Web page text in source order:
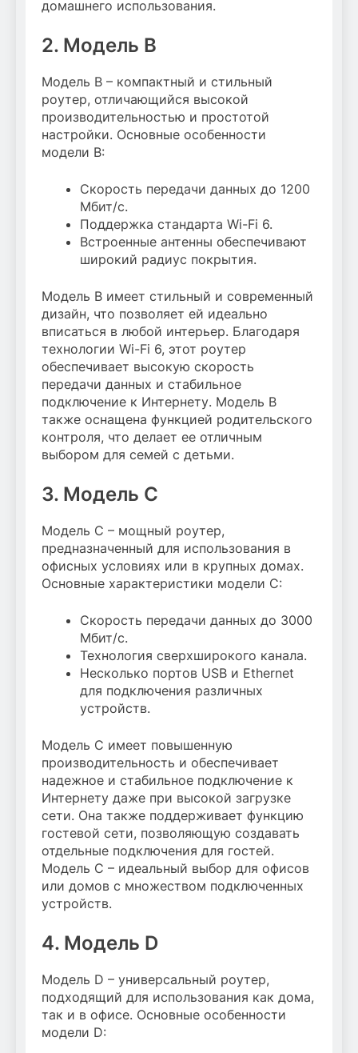
домашнего использования.
2. Модель B
Модель B – компактный и стильный
роутер, отличающийся высокой
производительностью и простотой
настройки. Основные особенности
модели B:
Скорость передачи данных до 1200
Мбит/с.
Поддержка стандарта Wi-Fi 6.
Встроенные антенны обеспечивают
широкий радиус покрытия.
Модель B имеет стильный и современный
дизайн, что позволяет ей идеально
вписаться в любой интерьер. Благодаря
технологии Wi-Fi 6, этот роутер
обеспечивает высокую скорость
передачи данных и стабильное
подключение к Интернету. Модель B
также оснащена функцией родительского
контроля, что делает ее отличным
выбором для семей с детьми.
3. Модель C
Модель C – мощный роутер,
предназначенный для использования в
офисных условиях или в крупных домах.
Основные характеристики модели C:
Скорость передачи данных до 3000
Мбит/с.
Технология сверхширокого канала.
Несколько портов USB и Ethernet
для подключения различных
устройств.
Модель C имеет повышенную
производительность и обеспечивает
надежное и стабильное подключение к
Интернету даже при высокой загрузке
сети. Она также поддерживает функцию
гостевой сети, позволяющую создавать
отдельные подключения для гостей.
Модель C – идеальный выбор для офисов
или домов с множеством подключенных
устройств.
4. Модель D
Модель D – универсальный роутер,
подходящий для использования как дома,
так и в офисе. Основные особенности
модели D: